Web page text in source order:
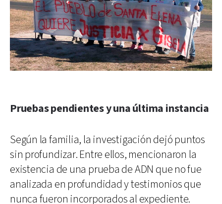
Pruebas pendientes y una última instancia
Según la familia, la investigación dejó puntos
sin profundizar. Entre ellos, mencionaron la
existencia de una prueba de ADN que no fue
analizada en profundidad y testimonios que
nunca fueron incorporados al expediente.